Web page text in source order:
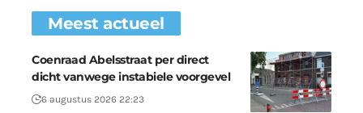
Meest actueel
Coenraad Abelsstraat per direct
dicht vanwege instabiele voorgevel
6 augustus 2026 22:23